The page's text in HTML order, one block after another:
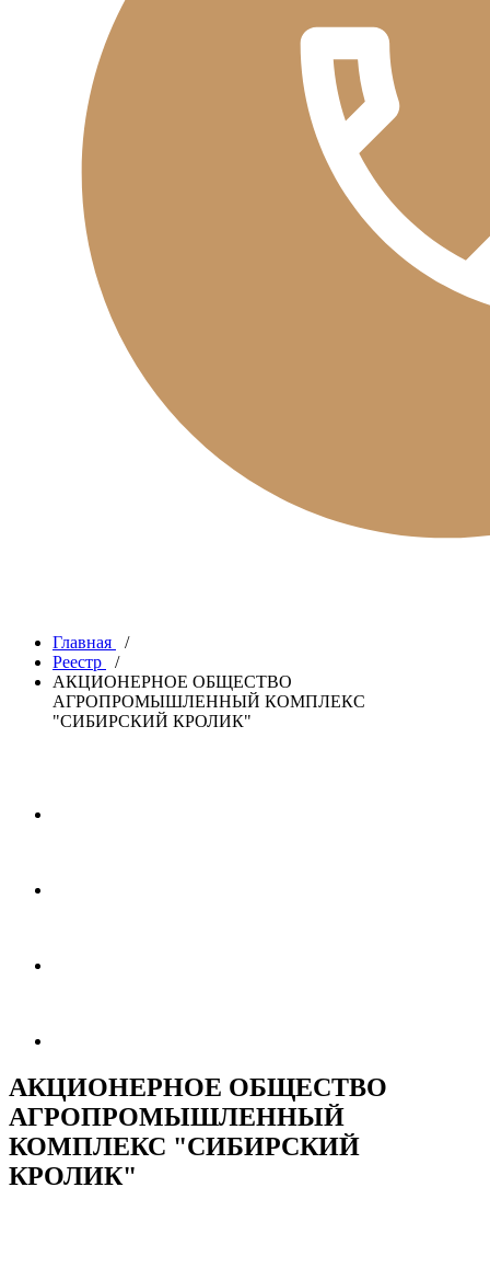
Главная
/
Реестр
/
АКЦИОНЕРНОЕ ОБЩЕСТВО
АГРОПРОМЫШЛЕННЫЙ КОМПЛЕКС
"СИБИРСКИЙ КРОЛИК"
АКЦИОНЕРНОЕ ОБЩЕСТВО
АГРОПРОМЫШЛЕННЫЙ
КОМПЛЕКС "СИБИРСКИЙ
КРОЛИК"